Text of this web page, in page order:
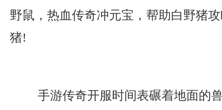
野鼠，热血传奇冲元宝，帮助白野猪
猪!
手游传奇开服时间表碾着地面的